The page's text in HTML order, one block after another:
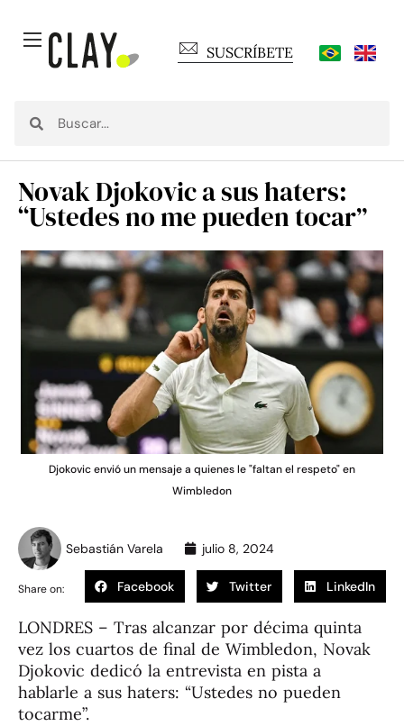
SUSCRÍBETE
Novak Djokovic a sus haters:
“Ustedes no me pueden tocar”
Djokovic envió un mensaje a quienes le "faltan el respeto" en
Wimbledon
Sebastián Varela julio 8, 2024
Share on: Facebook Twitter LinkedIn
LONDRES – Tras alcanzar por décima quinta
vez los cuartos de final de Wimbledon, Novak
Djokovic dedicó la entrevista en pista a
hablarle a sus haters: “Ustedes no pueden
tocarme”.